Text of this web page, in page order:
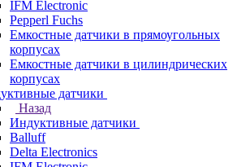
IFM Electronic
Pepperl Fuchs
Емкостные датчики в прямоугольных
корпусах
Емкостные датчики в цилиндрических
корпусах
датчики
Назад
Индуктивные датчики
Balluff
Delta Electronics